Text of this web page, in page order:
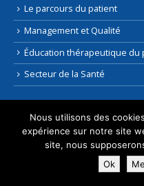
Le parcours du patient
Management et Qualité
Éducation thérapeutique du
Secteur de la Santé
Centre
ESFORD
Immeuble Le Quatuor 3A
8, avenue Tony Garnier
Nous utilisons des
expérience sur notre site
site, nous
Ok